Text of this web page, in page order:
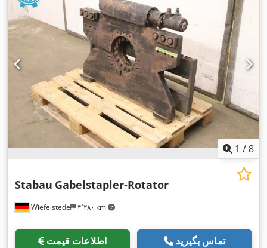
1 /8
Wiefelstede ۴٬۲۸۰ km
Stabau Gabelstapler-Rotator
اطلاعات قیمت تماس بگیرید